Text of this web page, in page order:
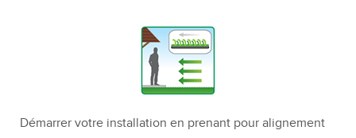
Démarrer votre installation en prenant pour alignement